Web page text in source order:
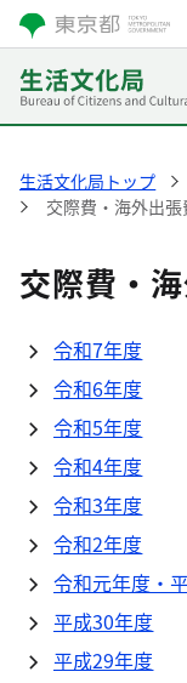
生活文化局トップ
交際費・海外出
交際費・
令和7年度
令和6年度
令和5年度
令和4年度
令和3年度
令和2年度
令和元年度・
平成30年度
平成29年度